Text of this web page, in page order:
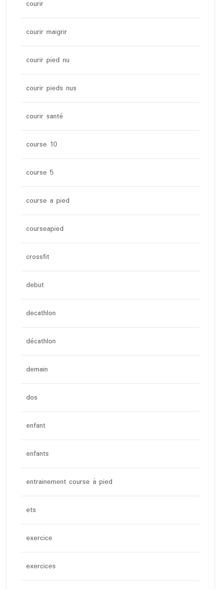
courir
courir maigrir
courir pied nu
courir pieds nus
courir santé
course 10
course 5
course a pied
courseapied
crossfit
debut
decathlon
décathlon
demain
dos
enfant
enfants
entrainement course à pied
ets
exercice
exercices